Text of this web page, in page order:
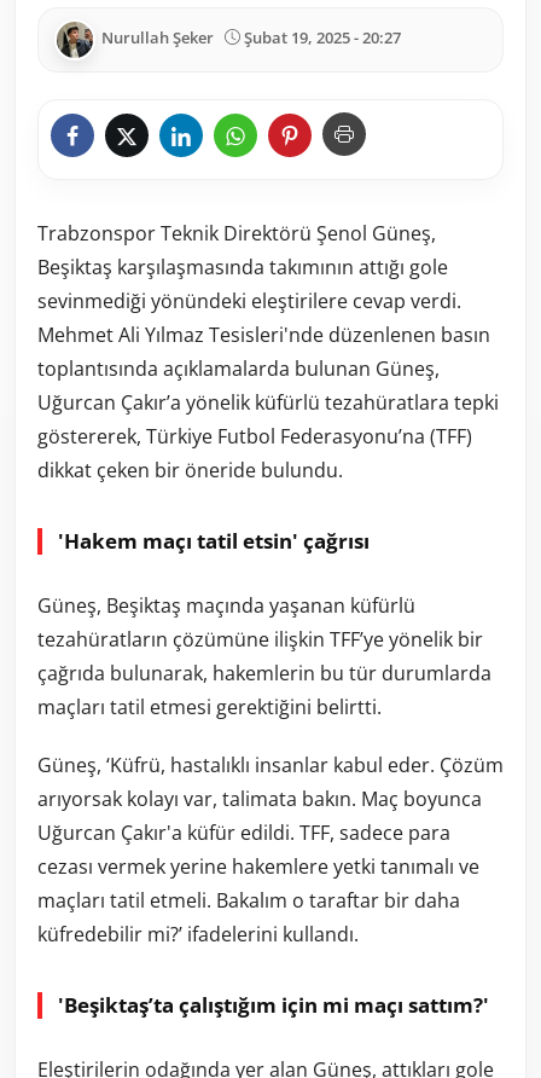
Nurullah Şeker Şubat 19, 2025 - 20:27
Trabzonspor Teknik Direktörü Şenol Güneş,
Beşiktaş karşılaşmasında takımının attığı gole
sevinmediği yönündeki eleştirilere cevap verdi.
Mehmet Ali Yılmaz Tesisleri'nde düzenlenen basın
toplantısında açıklamalarda bulunan Güneş,
Uğurcan Çakır’a yönelik küfürlü tezahüratlara tepki
göstererek, Türkiye Futbol Federasyonu’na (TFF)
dikkat çeken bir öneride bulundu.
'Hakem maçı tatil etsin' çağrısı
Güneş, Beşiktaş maçında yaşanan küfürlü
tezahüratların çözümüne ilişkin TFF’ye yönelik bir
çağrıda bulunarak, hakemlerin bu tür durumlarda
maçları tatil etmesi gerektiğini belirtti.
Güneş, ‘Küfrü, hastalıklı insanlar kabul eder. Çözüm
arıyorsak kolayı var, talimata bakın. Maç boyunca
Uğurcan Çakır'a küfür edildi. TFF, sadece para
cezası vermek yerine hakemlere yetki tanımalı ve
maçları tatil etmeli. Bakalım o taraftar bir daha
küfredebilir mi?’ ifadelerini kullandı.
'Beşiktaş’ta çalıştığım için mi maçı sattım?'
Eleştirilerin odağında yer alan Güneş, attıkları gole